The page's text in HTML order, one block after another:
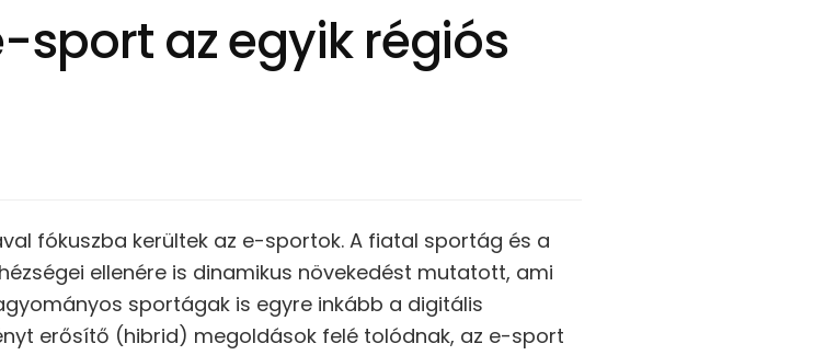
sport az egyik régiós
fókuszba kerültek az e-sportok. A fiatal sportág és a
ellenére is dinamikus növekedést mutatott, ami
sportágak is egyre inkább a digitális
erősítő (hibrid) megoldások felé tolódnak, az e-sport